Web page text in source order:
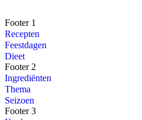
Footer 1
Recepten
Feestdagen
Dieet
Footer 2
Ingrediënten
Thema
Seizoen
Footer 3